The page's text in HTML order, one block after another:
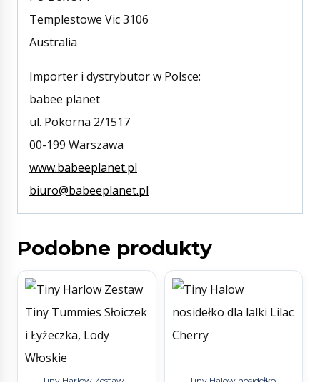
Templestowe Vic 3106
Australia
Importer i dystrybutor w Polsce:
babee planet
ul. Pokorna 2/1517
00-199 Warszawa
www.babeeplanet.pl
biuro@babeeplanet.pl
Podobne produkty